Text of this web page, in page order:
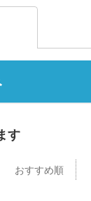
す
おすすめ順